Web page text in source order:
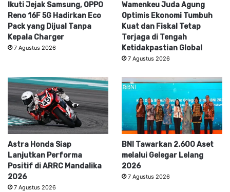
Ikuti Jejak Samsung, OPPO
Reno 16F 5G Hadirkan Eco
Pack yang Dijual Tanpa
Kepala Charger
7 Agustus 2026
Wamenkeu Juda Agung
Optimis Ekonomi Tumbuh
Kuat dan Fiskal Tetap
Terjaga di Tengah
Ketidakpastian Global
7 Agustus 2026
Astra Honda Siap
Lanjutkan Performa
Positif di ARRC Mandalika
2026
7 Agustus 2026
BNI Tawarkan 2.600 Aset
melalui Gelegar Lelang
2026
7 Agustus 2026